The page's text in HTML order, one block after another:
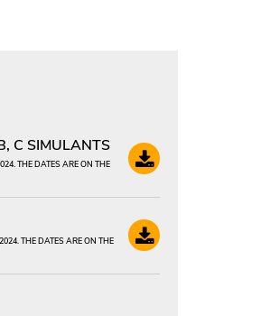
C SIMULANTS
THE DATES ARE ON THE
THE DATES ARE ON THE